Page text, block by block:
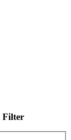
Filter